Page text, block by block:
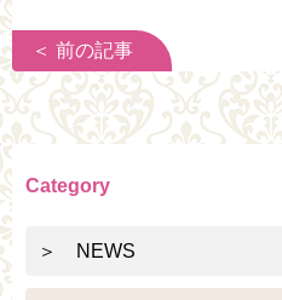
＜ 前の記事
Category
＞ NEWS